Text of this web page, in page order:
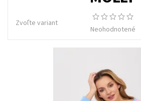
Zvoľte variant
Neohodnotené